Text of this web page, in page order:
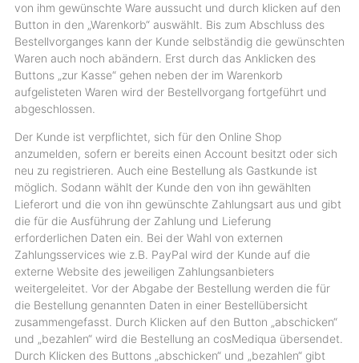
von ihm gewünschte Ware aussucht und durch klicken auf den
Button in den „Warenkorb“ auswählt. Bis zum Abschluss des
Bestellvorganges kann der Kunde selbständig die gewünschten
Waren auch noch abändern. Erst durch das Anklicken des
Buttons „zur Kasse“ gehen neben der im Warenkorb
aufgelisteten Waren wird der Bestellvorgang fortgeführt und
abgeschlossen.
Der Kunde ist verpflichtet, sich für den Online Shop
anzumelden, sofern er bereits einen Account besitzt oder sich
neu zu registrieren. Auch eine Bestellung als Gastkunde ist
möglich. Sodann wählt der Kunde den von ihn gewählten
Lieferort und die von ihn gewünschte Zahlungsart aus und gibt
die für die Ausführung der Zahlung und Lieferung
erforderlichen Daten ein. Bei der Wahl von externen
Zahlungsservices wie z.B. PayPal wird der Kunde auf die
externe Website des jeweiligen Zahlungsanbieters
weitergeleitet. Vor der Abgabe der Bestellung werden die für
die Bestellung genannten Daten in einer Bestellübersicht
zusammengefasst. Durch Klicken auf den Button „abschicken“
und „bezahlen“ wird die Bestellung an cosMediqua übersendet.
Durch Klicken des Buttons „abschicken“ und „bezahlen“ gibt